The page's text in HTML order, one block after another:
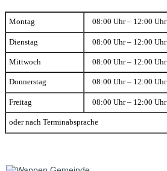
Montag 08:00 Uhr – 12:00 Uhr
Dienstag 08:00 Uhr – 12:00 Uhr
Mittwoch 08:00 Uhr – 12:00 Uhr
Donnerstag 08:00 Uhr – 12:00 Uhr
Freitag 08:00 Uhr – 12:00 Uhr
oder nach Terminabsprache